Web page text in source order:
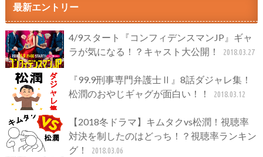
最新エントリー
4/9スタート『コンフィデンスマンJP』ギャ
ラが気になる！？キャスト大公開！
2018.03.27
『99.9刑事専門弁護士Ⅱ』8話ダジャレ集！
松潤のおやじギャグが面白い！！
2018.03.12
【2018冬ドラマ】キムタクvs松潤！視聴率
対決を制したのはどっち！？視聴率ランキン
グ！
2018.03.06